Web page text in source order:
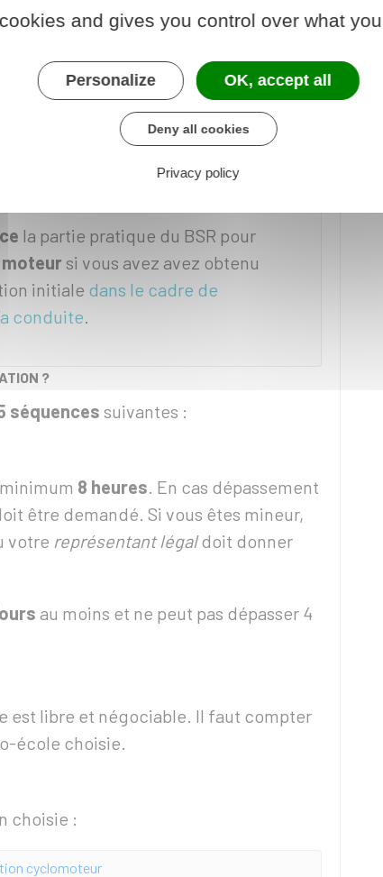
la partie pratique du BSR pour
si vous avez avez obtenu
initiale dans le cadre de
conduite.
?
séquences suivantes :
8 heures. En cas dépassement
être demandé. Si vous êtes mineur,
votre représentant légaldoit donner
au moins et ne peut pas dépasser 4
est libre et négociable. Il faut compter
école choisie.
choisie :
cyclomoteur
and gives you control over what
Personalize OK, accept all
Deny all cookies
Privacy policy